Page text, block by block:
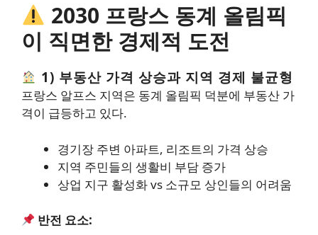
2030 프랑스 동계 올림픽
이 직면한 경제적 도전
1) 부동산 가격 상승과 지역 경제 불균형
프랑스 알프스 지역은 동계 올림픽 덕분에 부동산 가
격이 급등하고 있다.
경기장 주변 아파트, 리조트의 가격 상승
지역 주민들의 생활비 부담 증가
상업 지구 활성화 vs 소규모 상인들의 어려움
반전 요소: